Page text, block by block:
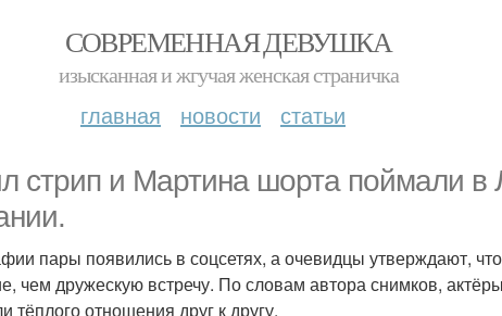
СОВРЕМЕННАЯ ДЕВУШКА
изысканная и жгучая женская страничка
главная новости статьи
стрип и Мартина шорта поймали в
пары появились в соцсетях, а очевидцы утверждают,
чем дружескую встречу. По словам автора снимков,
тёплого отношения друг к другу.